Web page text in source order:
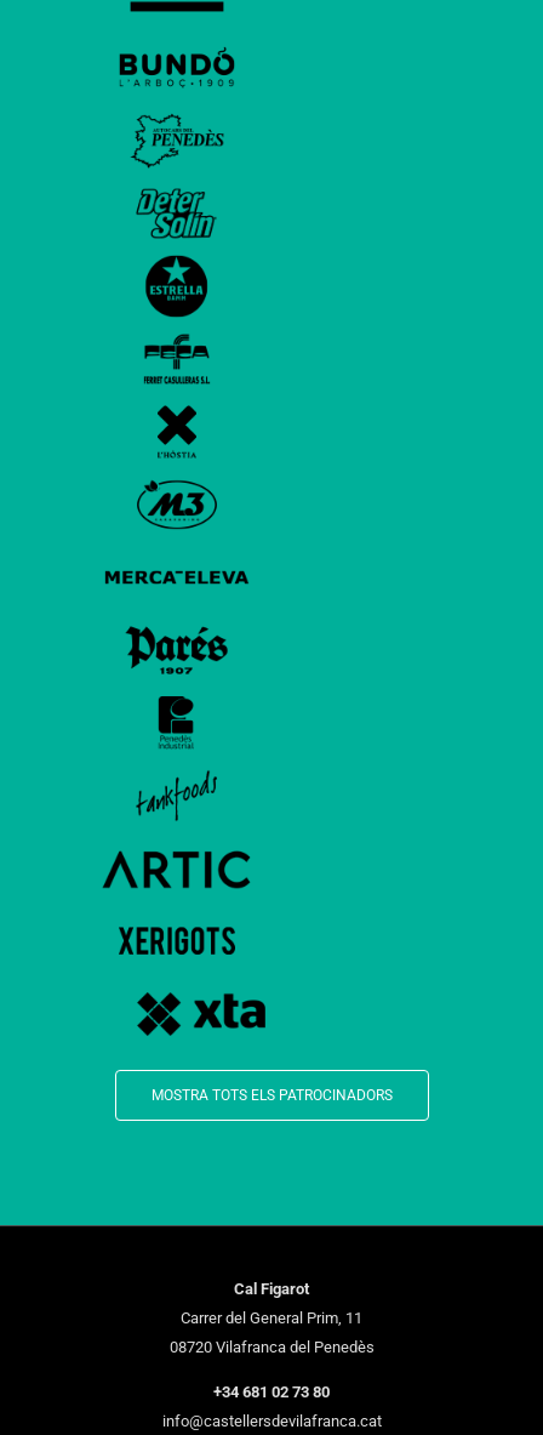
MOSTRA TOTS ELS PATROCINADORS
Cal Figarot
Carrer del General Prim, 11
08720 Vilafranca del Penedès
+34 681 02 73 80
info@castellersdevilafranca.cat